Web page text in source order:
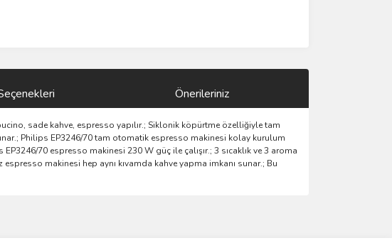
Önerileriniz
sade kahve, espresso yapılır.; Siklonik köpürtme özelliğiyle tam
Philips EP3246/70 tam otomatik espresso makinesi kolay kurulum
70 espresso makinesi 230 W güç ile çalışır.; 3 sıcaklık ve 3 aroma
makinesi hep aynı kıvamda kahve yapma imkanı sunar.; Bu